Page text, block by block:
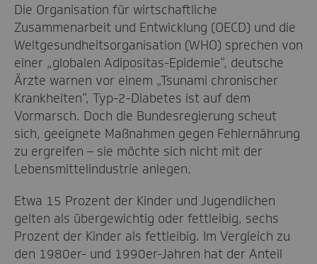
Die Organisation für wirtschaftliche
Zusammenarbeit und Entwicklung (OECD) und die
Weltgesundheitsorganisation (WHO) sprechen von
einer „globalen Adipositas-Epidemie“, deutsche
Ärzte warnen vor einem „Tsunami chronischer
Krankheiten“, Typ-2-Diabetes ist auf dem
Vormarsch. Doch die Bundesregierung scheut
sich, geeignete Maßnahmen gegen Fehlernährung
zu ergreifen – sie möchte sich nicht mit der
Lebensmittelindustrie anlegen.
Etwa 15 Prozent der Kinder und Jugendlichen
gelten als übergewichtig oder fettleibig, sechs
Prozent der Kinder als fettleibig. Im Vergleich zu
den 1980er- und 1990er-Jahren hat der Anteil